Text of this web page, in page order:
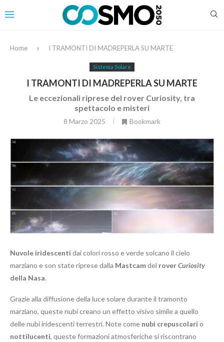
Home » I TRAMONTI DI MADREPERLA SU MARTE
Sistema Solare
I TRAMONTI DI MADREPERLA SU MARTE
Le eccezionali riprese del rover Curiosity, tra
spettacolo e misteri
8 Marzo 2025 Bookmark
Nuvole iridescenti dai colori rosso e verde solcano il cielo
marziano e son state riprese dalla Mastcamdel roverCuriosity
della Nasa.
Grazie alla diffusione della luce solare durante il tramonto
marziano, queste nubi creano un effetto visivo simile a quello
delle nubi iridescenti terrestri. Note come nubi crepuscolari o
nottilucenti, queste formazioni atmosferiche si riscontrano